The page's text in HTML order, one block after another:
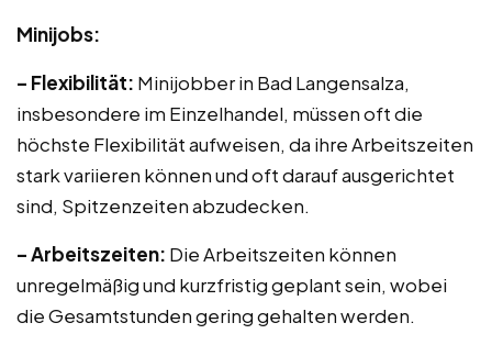
Minijobs:
– Flexibilität: Minijobber in Bad Langensalza,
insbesondere im Einzelhandel, müssen oft die
höchste Flexibilität aufweisen, da ihre Arbeitszeiten
stark variieren können und oft darauf ausgerichtet
sind, Spitzenzeiten abzudecken.
– Arbeitszeiten: Die Arbeitszeiten können
unregelmäßig und kurzfristig geplant sein, wobei
die Gesamtstunden gering gehalten werden.